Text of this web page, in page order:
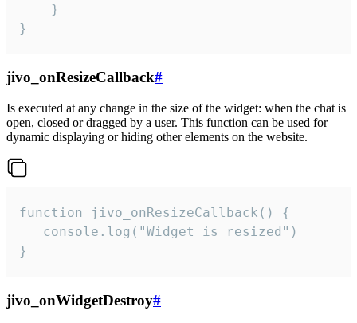
    }
}
jivo_onResizeCallback#
Is executed at any change in the size of the widget: when the chat is
open, closed or dragged by a user. This function can be used for
dynamic displaying or hiding other elements on the website.
function jivo_onResizeCallback() {
   console.log("Widget is resized")
}
jivo_onWidgetDestroy#